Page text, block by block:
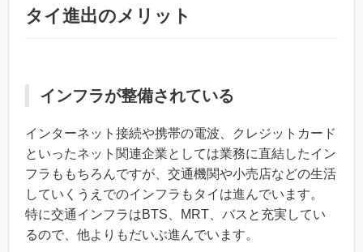
タイ進出のメリット
インフラが整備されている
インターネット接続や携帯の電波、クレジットカード
といったネット関連企業としては業務に直結したイン
フラももちろんですが、交通機関や小売店などの生活
していくうえでのインフラもタイは進んでいます。
特に交通インフラはBTS、MRT、バスと充実してい
るので、他よりもだいぶ進んでいます。